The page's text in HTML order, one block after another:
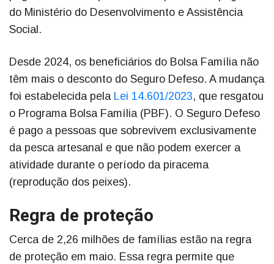
do Ministério do Desenvolvimento e Assistência
Social.
Desde 2024, os beneficiários do Bolsa Família não
têm mais o desconto do Seguro Defeso. A mudança
foi estabelecida pela Lei 14.601/2023, que resgatou
o Programa Bolsa Família (PBF). O Seguro Defeso
é pago a pessoas que sobrevivem exclusivamente
da pesca artesanal e que não podem exercer a
atividade durante o período da piracema
(reprodução dos peixes).
Regra de proteção
Cerca de 2,26 milhões de famílias estão na regra
de proteção em maio. Essa regra permite que